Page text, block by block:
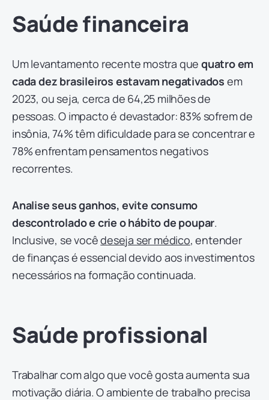
Saúde financeira
Um levantamento recente mostra que quatro em
cada dez brasileiros estavam negativados em
2023, ou seja, cerca de 64,25 milhões de
pessoas. O impacto é devastador: 83% sofrem de
insônia, 74% têm dificuldade para se concentrar e
78% enfrentam pensamentos negativos
recorrentes.
Analise seus ganhos, evite consumo
descontrolado e crie o hábito de poupar.
Inclusive, se vocêdeseja ser médico, entender
de finanças é essencial devido aos investimentos
necessários na formação continuada.
Saúde profissional
Trabalhar com algo que você gosta aumenta sua
motivação diária. O ambiente de trabalho precisa